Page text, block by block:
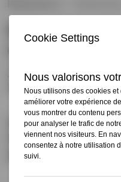
COMPLEXE
2023
Havre-Saint-Pierre,
Hydro-Québec
hydroélectrique
présence du